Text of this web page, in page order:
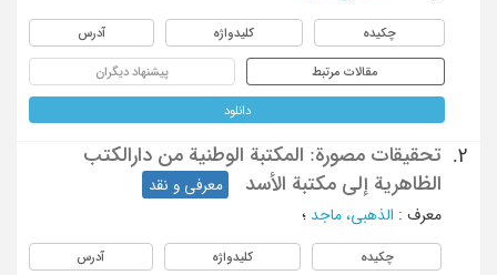
چکیده کلیدواژه آدرس
مقالات مرتبط پیشنهاد دیگران
دانلود
2.
تحقیقات مصورة: المکتبة الوطنیة من دارالکتب
الظاهریة إلی مکتبة الأسد
معرفی و نقد
معرف : الذهبی، ماجد ؛
چکیده کلیدواژه آدرس